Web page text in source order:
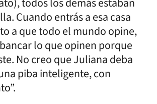
Cuando entrás a esa casa
a que todo el mundo opine,
lo que opinen porque
No creo que Juliana deba
piba inteligente, con